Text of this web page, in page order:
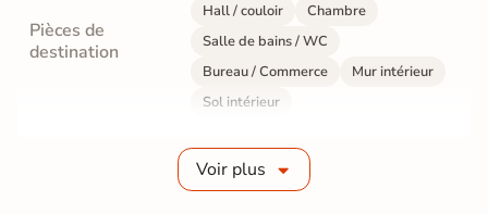
Pièces de
destination
Hall / couloir
Chambre
Salle de bains / WC
Bureau / Commerce
Mur intérieur
Sol intérieur
Grès cérame émaillé
Voir plus